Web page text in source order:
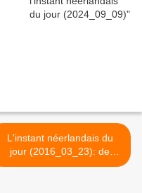
L'instant néerlandais du
jour (2016_03_23): de
aanslag >